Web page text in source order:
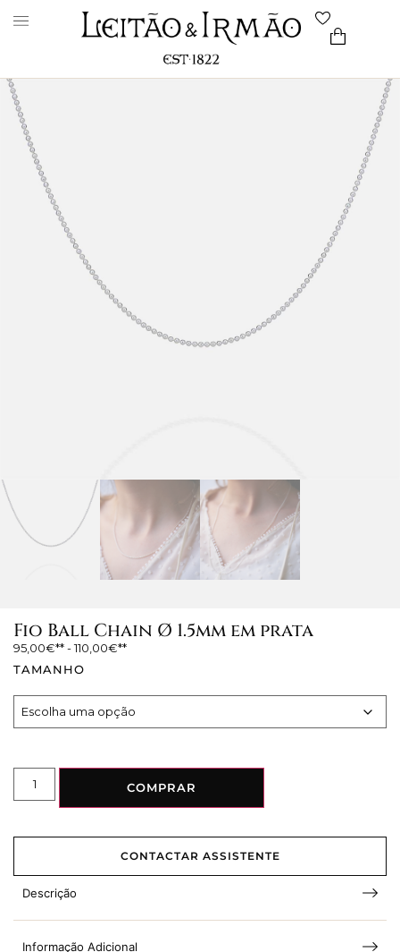
Fio Ball Chain Ø 1.5mm em prata
95,00€ -110,00€
TAMANHO
COMPRAR
CONTACTAR ASSISTENTE
Descrição
Informação Adicional